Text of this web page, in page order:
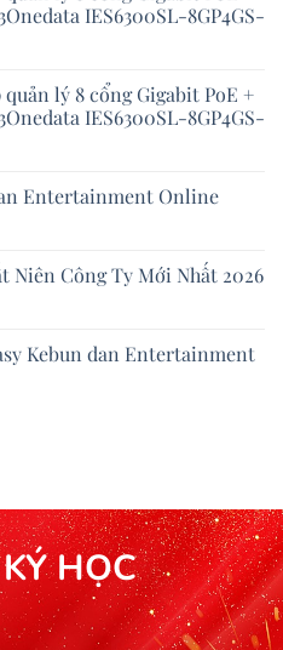
IES6300SL-8GP4GS-
lý 8 cổng Gigabit PoE +
IES6300SL-8GP4GS-
Entertainment Online
Niên Công Ty Mới Nhất 2026
Kebun dan Entertainment
HỌC